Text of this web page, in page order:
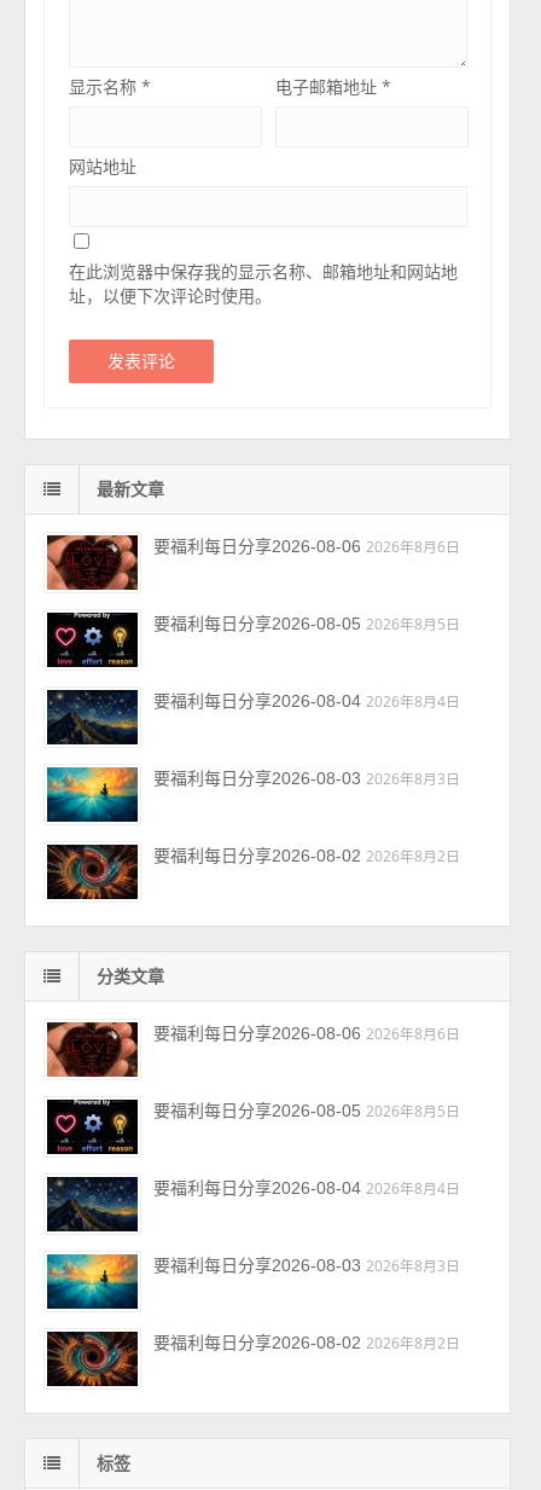
显示名称* 电子邮箱地址*
网站地址
在此浏览器中保存我的显示名称、邮箱地址和网站地
址，以便下次评论时使用。
最新文章
要福利每日分享2026-08-06 2026年8月6日
要福利每日分享2026-08-05 2026年8月5日
要福利每日分享2026-08-04 2026年8月4日
要福利每日分享2026-08-03 2026年8月3日
要福利每日分享2026-08-02 2026年8月2日
分类文章
要福利每日分享2026-08-06 2026年8月6日
要福利每日分享2026-08-05 2026年8月5日
要福利每日分享2026-08-04 2026年8月4日
要福利每日分享2026-08-03 2026年8月3日
要福利每日分享2026-08-02 2026年8月2日
标签